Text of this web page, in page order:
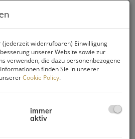
für Ihr Geschäft in einer der
Gegenden Wiens? Dieses
und einem attraktiven, modernen
(jederzeit widerrufbaren) Einwilligung
unserer Website sowie zur
verwenden, die dazu personenbezogene
finden Sie in unserer
Cookie Policy.
immer
aktiv